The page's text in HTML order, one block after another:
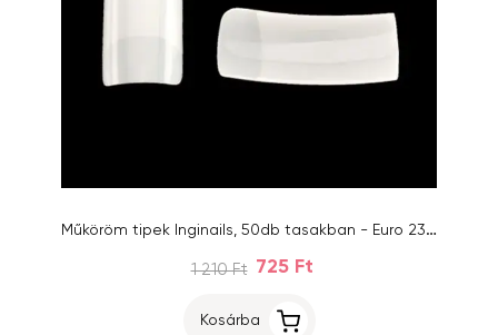
Műköröm tipek Inginails, 50db tasakban - Euro 2300 Natural, 3-as
1 210 Ft 725 Ft
Kosárba